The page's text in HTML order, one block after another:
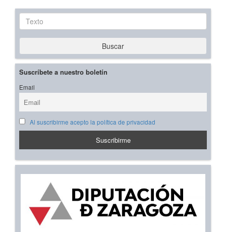
Texto
Buscar
Suscríbete a nuestro boletín
Email
Al suscribirme acepto la política de privacidad